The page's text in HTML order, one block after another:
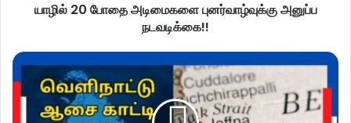
யாழில் 20 போதை அடிமைகளை புனர்வாழ்வுக்கு அனுப்ப
நடவடிக்கை!!